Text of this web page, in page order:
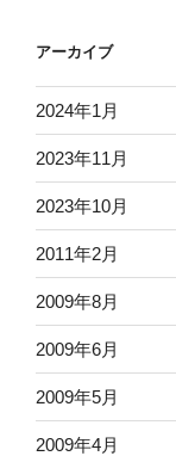
アーカイブ
2024年1月
2023年11月
2023年10月
2011年2月
2009年8月
2009年6月
2009年5月
2009年4月